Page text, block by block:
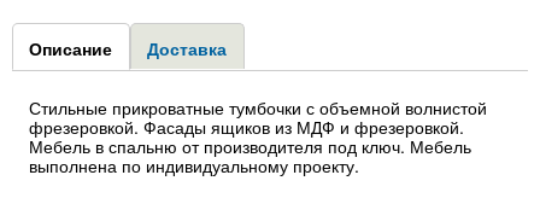
Group1
Описание (активная
вкладка)
Доставка
Стильные прикроватные тумбочки с объемной волнистой
фрезеровкой. Фасады ящиков из МДФ и фрезеровкой.
Мебель в спальню от производителя под ключ. Мебель
выполнена по индивидуальному проекту.